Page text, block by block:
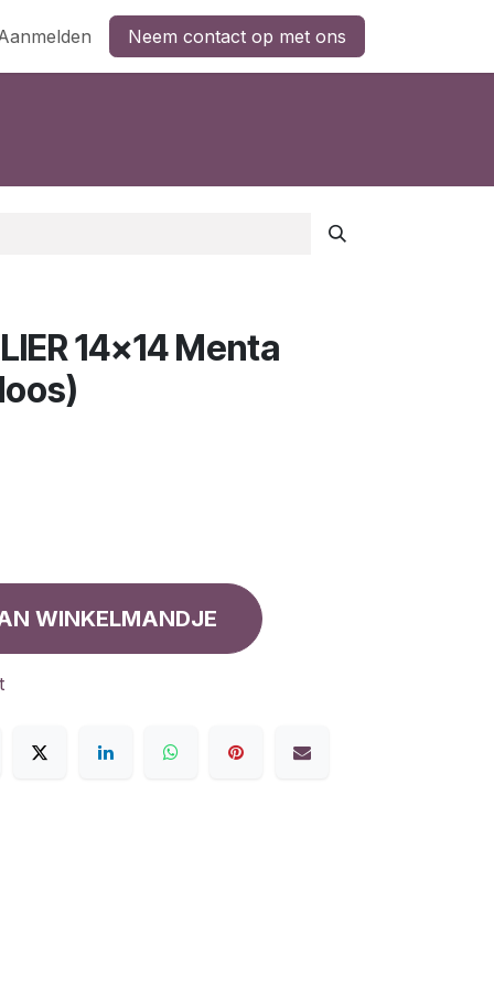
Neem contact op met ons
14x14 Menta
WINKELMANDJE